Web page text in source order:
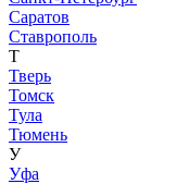
Саратов
Ставрополь
Т
Тверь
Томск
Тула
Тюмень
У
Уфа